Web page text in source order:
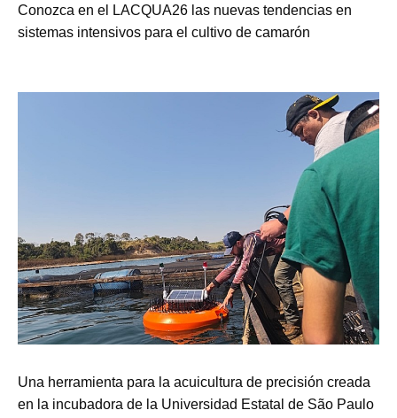
Conozca en el LACQUA26 las nuevas tendencias en
sistemas intensivos para el cultivo de camarón
Una herramienta para la acuicultura de precisión creada
en la incubadora de la Universidad Estatal de São Paulo